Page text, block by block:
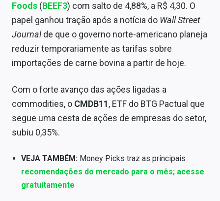
Foods (BEEF3) com salto de 4,88%, a R$ 4,30. O
papel ganhou tração após a notícia do Wall Street
Journalde que o governo norte-americano planeja
reduzir temporariamente as tarifas sobre
importações de carne bovina a partir de hoje.
Com o forte avanço das ações ligadas a
commodities, o CMDB11, ETF do BTG Pactual que
segue uma cesta de ações de empresas do setor,
subiu 0,35%.
VEJA TAMBÉM: Money Picks traz as principais
recomendações do mercado para o mês; acesse
gratuitamente